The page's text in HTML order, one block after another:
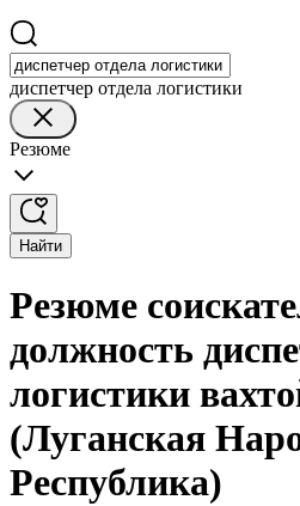
диспетчер отдела логистики
Резюме
Найти
Резюме
должность
логистики
(Луганская
Республика)